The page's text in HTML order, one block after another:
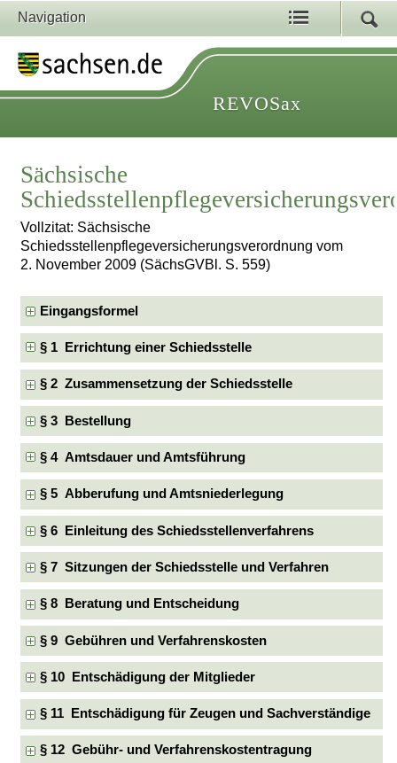
Navigation
REVOSax
Sächsische
Vollzitat: Sächsische
Schiedsstellenpflegeversicherungsverordnung vom
2. November 2009 (SächsGVBl. S. 559)
Eingangsformel
§ 1 Errichtung einer Schiedsstelle
§ 2 Zusammensetzung der Schiedsstelle
§ 3 Bestellung
§ 4 Amtsdauer und Amtsführung
§ 5 Abberufung und Amtsniederlegung
§ 6 Einleitung des Schiedsstellenverfahrens
§ 7 Sitzungen der Schiedsstelle und Verfahren
§ 8 Beratung und Entscheidung
§ 9 Gebühren und Verfahrenskosten
§ 10 Entschädigung der Mitglieder
§ 11 Entschädigung für Zeugen und Sachverständige
§ 12 Gebühr- und Verfahrenskostentragung